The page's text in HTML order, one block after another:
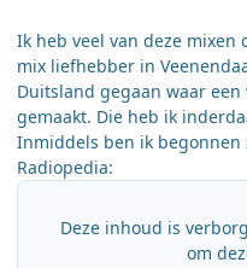
Ik heb veel van deze mixen
mix liefhebber in
Duitsland gegaan waar
gemaakt. Die heb ik
Inmiddels ben ik
Radiopedia:
Deze inhoud is
om